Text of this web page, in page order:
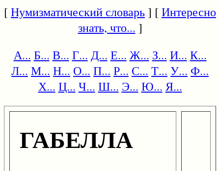
[Нумизматический словарь] [Интересно
знать, что... ]
А... Б... В... Г... Д... Е... Ж... З... И... К...
Л... М... Н... О... П... Р... С... Т... У... Ф...
Х... Ц... Ч... Ш... Э... Ю... Я...
ГАБЕЛЛА